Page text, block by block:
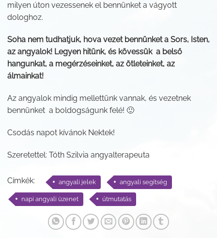
milyen úton vezessenek el bennünket a vágyott
dologhoz.
Soha nem tudhatjuk, hova vezet bennünket a Sors, Isten,
az angyalok! Legyen hitünk, és kövessük a belső
hangunkat, a megérzéseinket, az ötleteinket, az
álmainkat!
Az angyalok mindig mellettünk vannak, és vezetnek
bennünket a boldogságunk felé! 🙂
Csodás napot kívánok Nektek!
Szeretettel: Tóth Szilvia angyalterapeuta
Címkék: angyali jelek angyali segítség
napi angyali üzenet útmutatás